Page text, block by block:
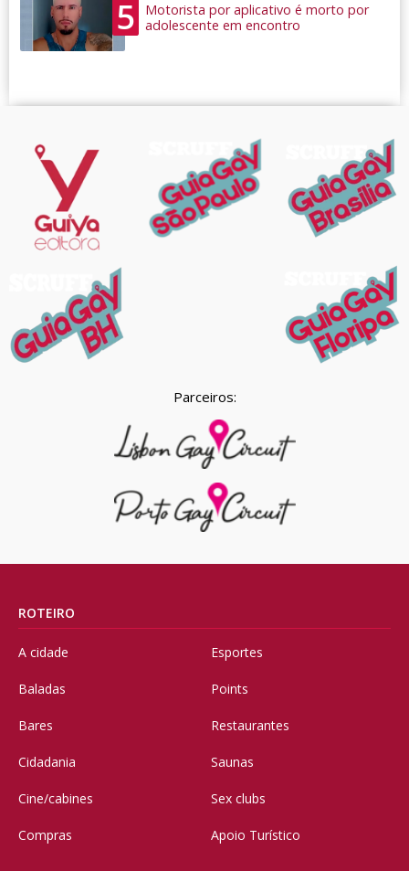
5
Motorista por aplicativo é morto por
adolescente em encontro
Parceiros:
ROTEIRO
A cidade
Baladas
Bares
Cidadania
Cine/cabines
Compras
Esportes
Points
Restaurantes
Saunas
Sex clubs
Apoio Turístico